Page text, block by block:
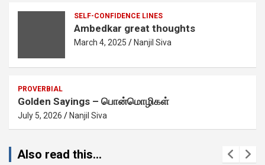
SELF-CONFIDENCE LINES
Ambedkar great thoughts
March 4, 2025 Nanjil Siva
PROVERBIAL
Golden Sayings – பொன்மொழிகள்
July 5, 2026 Nanjil Siva
Also read this...